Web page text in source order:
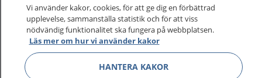
På 1177.se får du råd om hälsa och information om
sjukdomar och vilka mottagningar du kan kontakta.
Logga in för att läsa din journal och göra dina
vårdärenden. Ring telefonnummer 1177 för
sjukvårdsrådgivning dygnet runt.
Vi använder kakor, cookies, för att ge dig en förbättrad
upplevelse, sammanställa statistik och för att viss
nödvändig funktionalitet ska fungera på webbplatsen.
Läs mer om hur vi använder kakor
HANTERA KAKOR